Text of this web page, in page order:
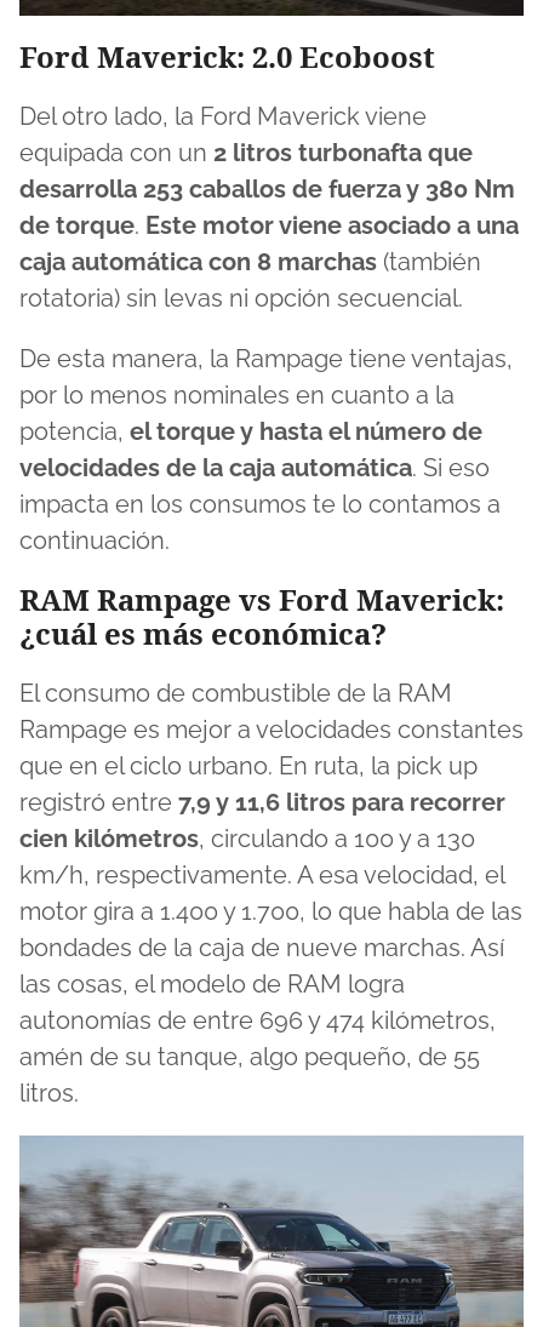
seconds
of
19
seconds
Ford Maverick: 2.0 Ecoboost
Del otro lado, la Ford Maverick viene
equipada con un 2 litros turbonafta que
desarrolla 253 caballos de fuerza y 380 Nm
de torque. Este motor viene asociado a una
caja automática con 8 marchas (también
rotatoria) sin levas ni opción secuencial.
De esta manera, la Rampage tiene ventajas,
por lo menos nominales en cuanto a la
potencia, el torque y hasta el número de
velocidades de la caja automática. Si eso
impacta en los consumos te lo contamos a
continuación.
RAM Rampage vs Ford Maverick:
¿cuál es más económica?
El consumo de combustible de la RAM
Rampage es mejor a velocidades constantes
que en el ciclo urbano. En ruta, la pick up
registró entre 7,9 y 11,6 litros para recorrer
cien kilómetros, circulando a 100 y a 130
km/h, respectivamente. A esa velocidad, el
motor gira a 1.400 y 1.700, lo que habla de las
bondades de la caja de nueve marchas. Así
las cosas, el modelo de RAM logra
autonomías de entre 696 y 474 kilómetros,
amén de su tanque, algo pequeño, de 55
litros.